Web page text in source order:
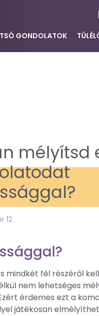
GONDOLATOK
mélyítsd
12
mindkét fél részéről
nem lehetséges
érdemes ezt a
játékosan